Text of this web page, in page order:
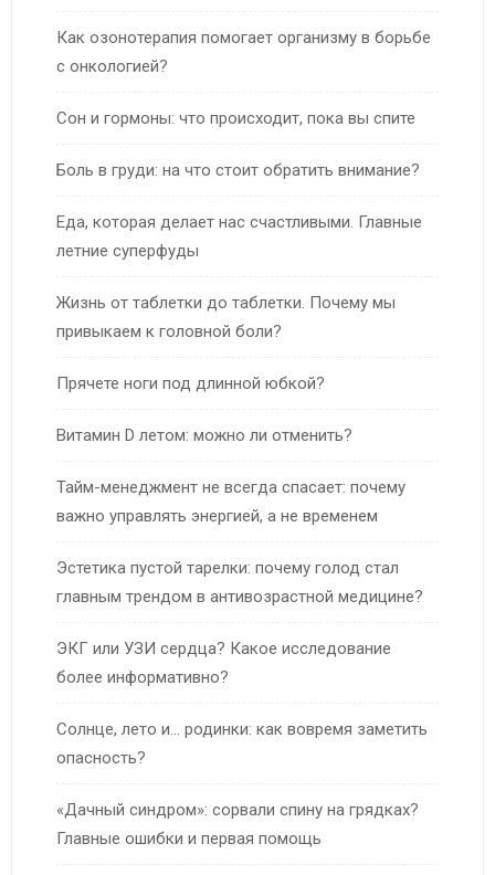
Как озонотерапия помогает организму в борьбе
с онкологией?
Сон и гормоны: что происходит, пока вы спите
Боль в груди: на что стоит обратить внимание?
Еда, которая делает нас счастливыми. Главные
летние суперфуды
Жизнь от таблетки до таблетки. Почему мы
привыкаем к головной боли?
Прячете ноги под длинной юбкой?
Витамин D летом: можно ли отменить?
Тайм-менеджмент не всегда спасает: почему
важно управлять энергией, а не временем
Эстетика пустой тарелки: почему голод стал
главным трендом в антивозрастной медицине?
ЭКГ или УЗИ сердца? Какое исследование
более информативно?
Солнце, лето и… родинки: как вовремя заметить
опасность?
«Дачный синдром»: сорвали спину на грядках?
Главные ошибки и первая помощь